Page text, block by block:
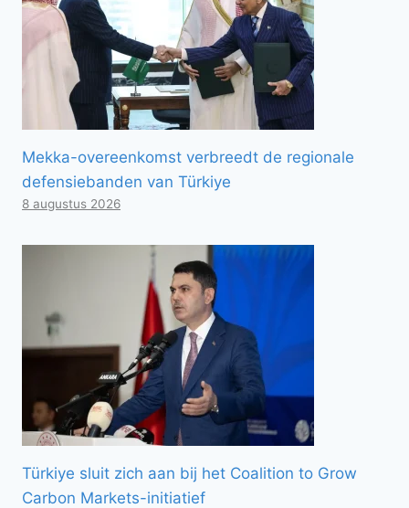
Mekka-overeenkomst verbreedt de regionale
defensiebanden van Türkiye
8 augustus 2026
Türkiye sluit zich aan bij het Coalition to Grow
Carbon Markets-initiatief